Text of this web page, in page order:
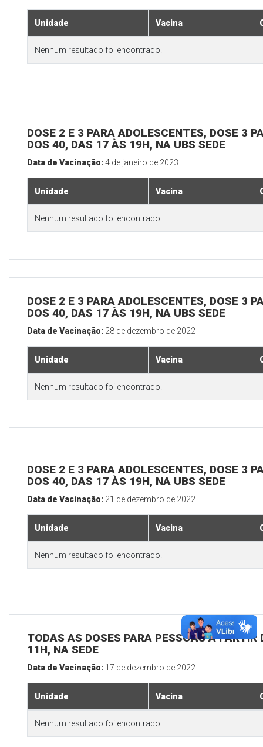
Unidade Vacina
Nenhum resultado foi encontrado.
DOSE 2 E 3 PARA ADOLESCENTES, DOSE 3
DOS 40, DAS 17 ÀS 19H, NA UBS SEDE
Data de Vacinação:4 de janeiro de 2023
Unidade Vacina
Nenhum resultado foi encontrado.
DOSE 2 E 3 PARA ADOLESCENTES, DOSE 3
DOS 40, DAS 17 ÀS 19H, NA UBS SEDE
Data de Vacinação: 28 de dezembro de 2022
Unidade Vacina
Nenhum resultado foi encontrado.
DOSE 2 E 3 PARA ADOLESCENTES, DOSE 3
DOS 40, DAS 17 ÀS 19H, NA UBS SEDE
Data de Vacinação: 21 de dezembro de 2022
Unidade Vacina
Nenhum resultado foi encontrado.
TODAS AS DOSES PARA PESSOAS A
11H, NA SEDE
Data de Vacinação: 17 de dezembro de 2022
Unidade Vacina
Nenhum resultado foi encontrado.